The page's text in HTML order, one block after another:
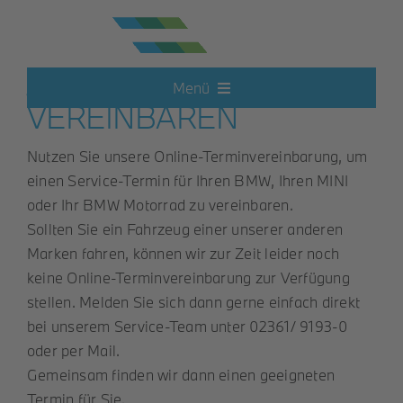
Menü
Elektroautos
Hot Deals
Gebrauchtwagen
Motorrad
JETZT ONLINE TERMIN
VEREINBAREN
Nutzen Sie unsere Online-Terminvereinbarung, um
einen Service-Termin für Ihren BMW, Ihren MINI
oder Ihr BMW Motorrad zu vereinbaren.
Sollten Sie ein Fahrzeug einer unserer anderen
Marken fahren, können wir zur Zeit leider noch
keine Online-Terminvereinbarung zur Verfügung
stellen. Melden Sie sich dann gerne einfach direkt
bei unserem Service-Team unter 02361/ 9193-0
oder per Mail.
Gemeinsam finden wir dann einen geeigneten
Termin für Sie.